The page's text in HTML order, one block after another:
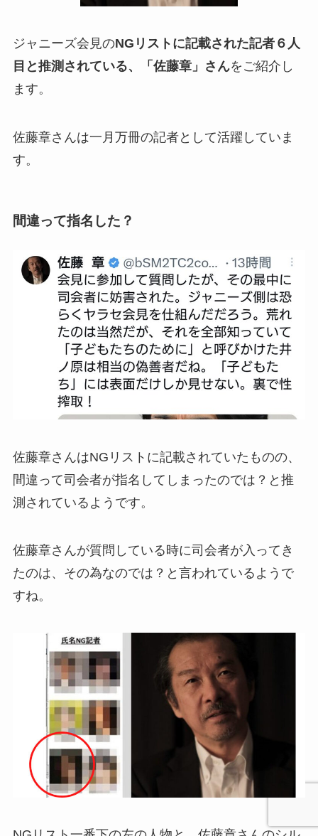
ジャニーズ会見のNGリストに記載された記者６人
目と推測されている、「佐藤章」さんをご紹介し
ます。
佐藤章さんは一月万冊の記者として活躍していま
す。
間違って指名した？
佐藤章さんはNGリストに記載されていたものの、
間違って司会者が指名してしまったのでは？と推
測されているようです。
佐藤章さんが質問している時に司会者が入ってき
たのは、その為なのでは？と言われているようで
すね。